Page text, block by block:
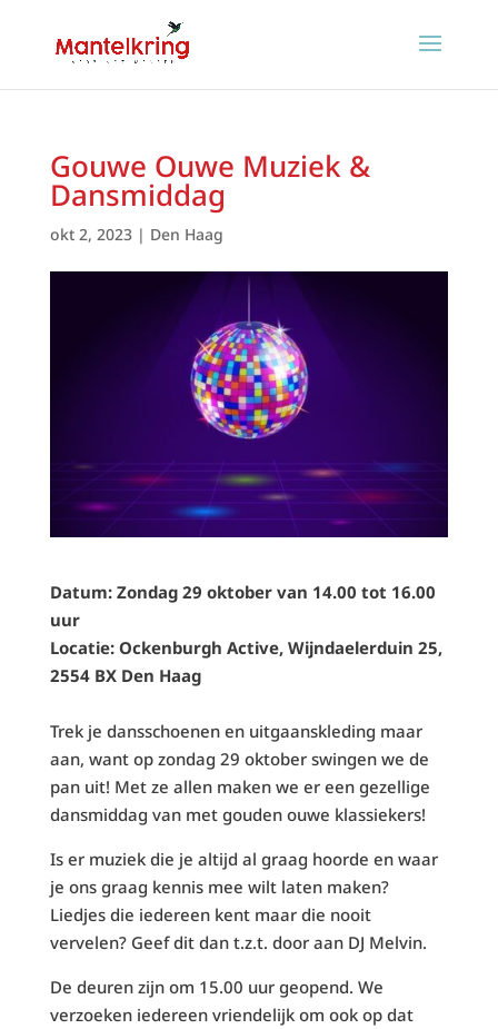
Gouwe Ouwe Muziek &
Dansmiddag
okt 2, 2023| Den Haag
Datum: Zondag 29 oktober van 14.00 tot 16.00
uur
Locatie: Ockenburgh Active, Wijndaelerduin 25,
2554 BX Den Haag
Trek je dansschoenen en uitgaanskleding maar
aan, want op zondag 29 oktober swingen we de
pan uit! Met ze allen maken we er een gezellige
dansmiddag van met gouden ouwe klassiekers!
Is er muziek die je altijd al graag hoorde en waar
je ons graag kennis mee wilt laten maken?
Liedjes die iedereen kent maar die nooit
vervelen? Geef dit dan t.z.t. door aan DJ Melvin.
De deuren zijn om 15.00 uur geopend. We
verzoeken iedereen vriendelijk om ook op dat